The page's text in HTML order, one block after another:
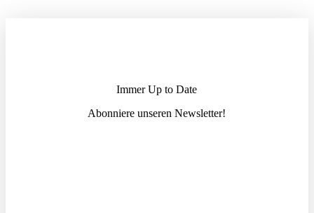
Immer Up to Date
Abonniere unseren News­letter!